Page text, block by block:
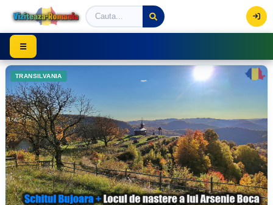
Viziteaza Romania | Obiective Turistice | Trasee
☰
TRANSILVANIA